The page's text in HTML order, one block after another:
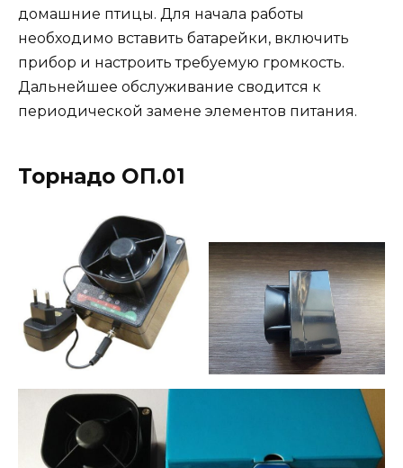
домашние птицы. Для начала работы
необходимо вставить батарейки, включить
прибор и настроить требуемую громкость.
Дальнейшее обслуживание сводится к
периодической замене элементов питания.
Торнадо ОП.01